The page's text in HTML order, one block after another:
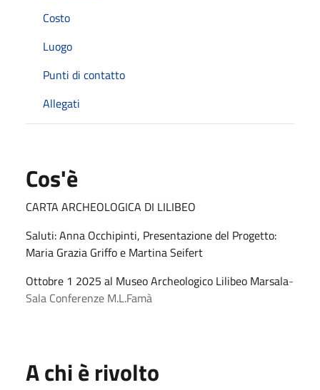
Costo
Luogo
Punti di contatto
Allegati
Cos'è
CARTA ARCHEOLOGICA DI LILIBEO
Saluti: Anna Occhipinti, Presentazione del Progetto:
Maria Grazia Griffo e Martina Seifert
Ottobre 1 2025 al Museo Archeologico Lilibeo Marsala-
Sala Conferenze M.L.Famà
A chi è rivolto